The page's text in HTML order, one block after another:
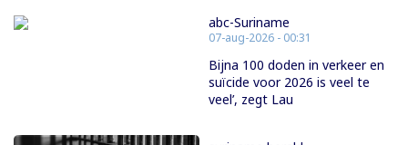
abc-Suriname
07-aug-2026 - 00:31
Bijna 100 doden in verkeer en
suïcide voor 2026 is veel te
veel’, zegt Lau